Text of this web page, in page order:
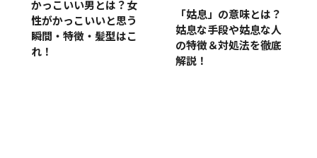
かっこいい男とは？女
性がかっこいいと思う
瞬間・特徴・髪型はこ
れ！
「姑息」の意味とは？
姑息な手段や姑息な人
の特徴＆対処法を徹底
解説！